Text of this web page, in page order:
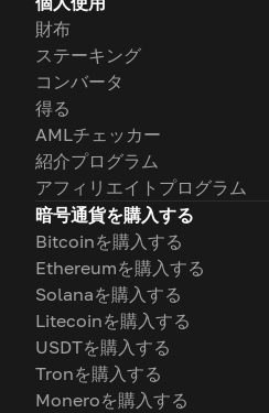
財布
ステーキング
コンバータ
得る
AMLチェッカー
紹介プログラム
アフィリエイトプログラム
暗号通貨を購入する
Bitcoinを購入する
Ethereumを購入する
Solanaを購入する
Litecoinを購入する
USDTを購入する
Tronを購入する
Moneroを購入する